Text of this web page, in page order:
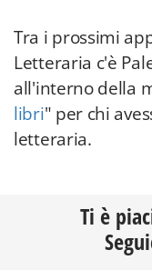
Tra i prossimi
Letteraria c'è
all'interno della
libri" per chi
letteraria.
Ti è